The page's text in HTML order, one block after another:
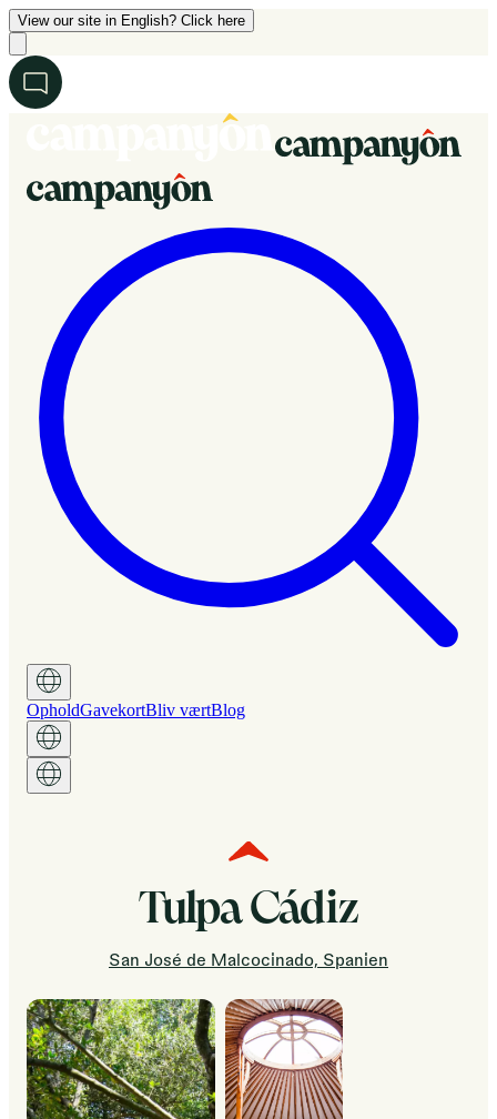
View our site in English? Click here
OpholdGavekortBliv værtBlog
Tulpa Cádiz
San José de Malcocinado, Spanien